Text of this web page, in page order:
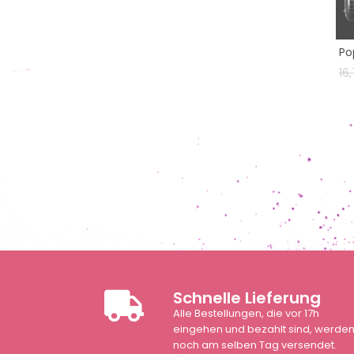
Schnelle Lieferung
Alle Bestellungen, die vor 17h
eingehen und bezahlt sind, werden
noch am selben Tag versendet.